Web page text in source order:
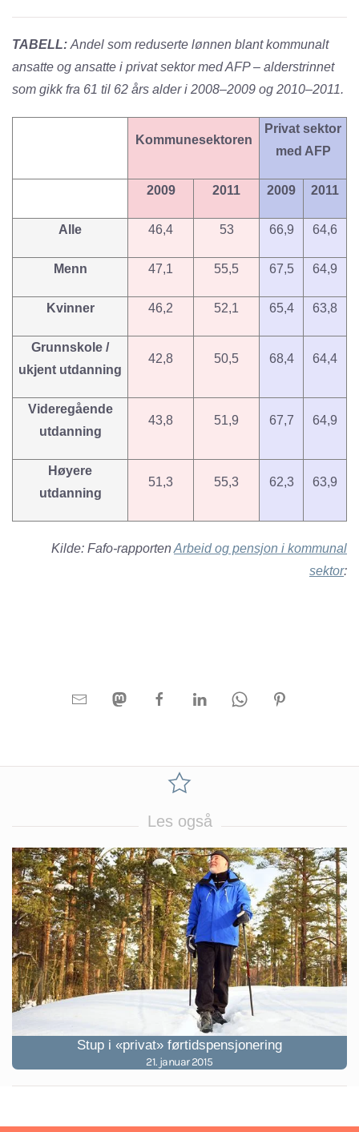
TABELL:Andel som reduserte lønnen blant kommunalt
ansatte og ansatte i privat sektor med AFP – alderstrinnet
som gikk fra 61 til 62 års alder i 2008–2009 og 2010–2011.
Kommunesektoren
Privat sektor
med AFP
2009 2011 2009 2011
Alle 46,4 53 66,9 64,6
Menn 47,1 55,5 67,5 64,9
Kvinner 46,2 52,1 65,4 63,8
Grunnskole /
ukjent utdanning
42,8 50,5 68,4 64,4
Videregående
utdanning
43,8 51,9 67,7 64,9
Høyere
utdanning
51,3 55,3 62,3 63,9
Kilde: Fafo-rapportenArbeid og pensjon i kommunal
sektor:
Les også
Stup i «privat» førtidspensjonering
21. januar 2015